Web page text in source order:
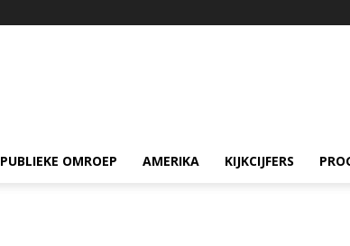
PUBLIEKE OMROEP AMERIKA KIJKCIJFERS